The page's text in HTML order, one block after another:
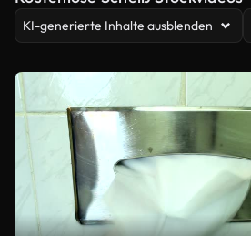
KI-generierte Inhalte ausblenden